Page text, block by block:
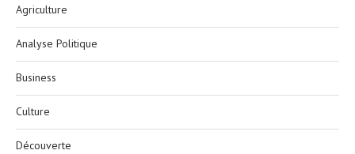
Agriculture
Analyse Politique
Business
Culture
Découverte